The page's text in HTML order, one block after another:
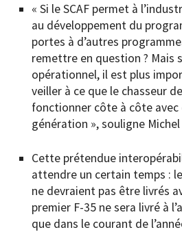
« Si le SCAF permet à
au développement du
portes à d’autres
remettre en question ? Mais
opérationnel, il est plus
veiller à ce que le chasseur
fonctionner côte à côte avec
génération », souligne
Cette prétendue
attendre un certain temps :
ne devraient pas être livrés
premier F-35 ne sera livré à
que dans le courant de